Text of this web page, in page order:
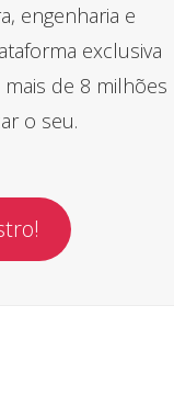
engenharia e
exclusiva
de 8 milhões
o seu.